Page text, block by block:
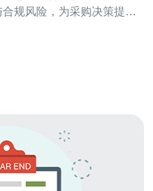
规风险，为采购决策提供
计算与存储需求、操作系